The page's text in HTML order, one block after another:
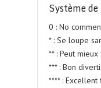
Système
0 : No
* : Se loupe
** : Peut
*** : Bon
**** : Excellent